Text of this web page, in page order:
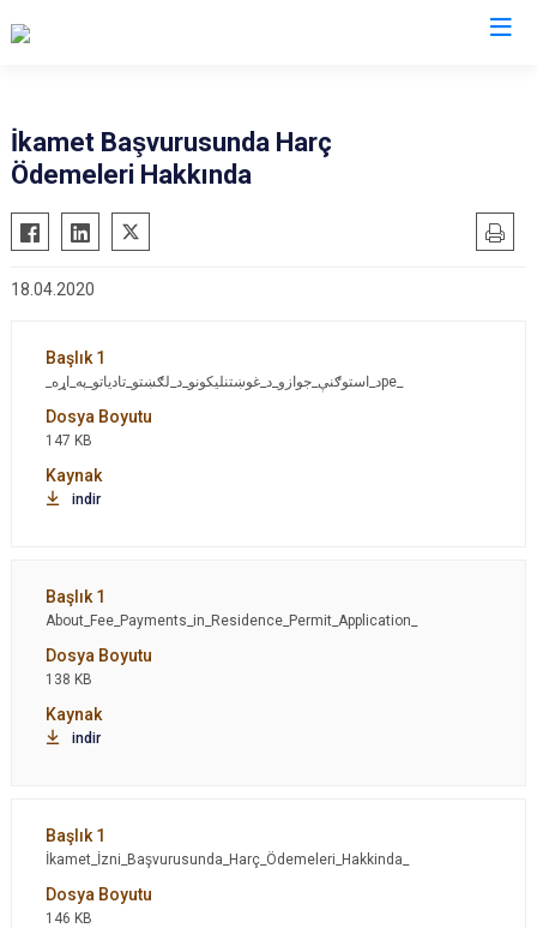
İkamet Başvurusunda Harç
Ödemeleri Hakkında
18.04.2020
_د_استوګنې_جوازو_د_غوښتنلیکونو_د_لګښتو_تادیاتو_په_اړهpe_
147 KB
indir
About_Fee_Payments_in_Residence_Permit_Application_
138 KB
indir
İkamet_İzni_Başvurusunda_Harç_Ödemeleri_Hakkinda_
146 KB